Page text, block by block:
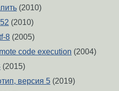
(2010)
(2010)
8 (2005)
code execution (2004)
(2015)
версия 5 (2019)